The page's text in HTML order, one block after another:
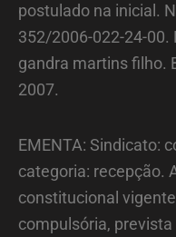
postulado na inicial.
352/2006-022-24-
gandra martins filho.
2007.
EMENTA: Sindicato:
categoria: recepção.
constitucional
compulsória, prevista